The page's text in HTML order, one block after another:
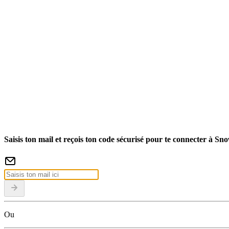
Saisis ton mail et reçois ton code sécurisé pour te connecter à
Ou